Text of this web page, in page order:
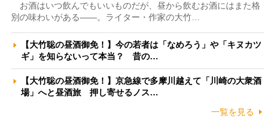
お酒はいつ飲んでもいいものだが、昼から飲むお酒にはまた格
別の味わいがある――。ライター・作家の大竹…
【大竹聡の昼酒御免！】今の若者は「なめろう」や「キヌカツ
ギ」を知らないって本当？ 昔の…
【大竹聡の昼酒御免！】京急線で多摩川越えて「川崎の大衆酒
場」へと昼酒旅 押し寄せるノス…
一覧を見る